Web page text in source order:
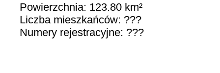
Powierzchnia: 123.80 km²
Liczba mieszkańców: ???
Numery rejestracyjne: ???